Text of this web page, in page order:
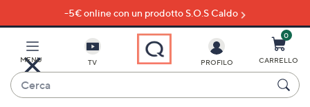
al
principale
-5€ online con un prodotto S.O.S Caldo
MENU TV
Cerca
PROFILO
0
CARRELLO